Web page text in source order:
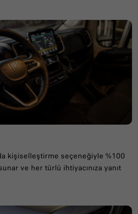
kişiselleştirme seçeneğiyle %100
ve her türlü ihtiyacınıza yanıt